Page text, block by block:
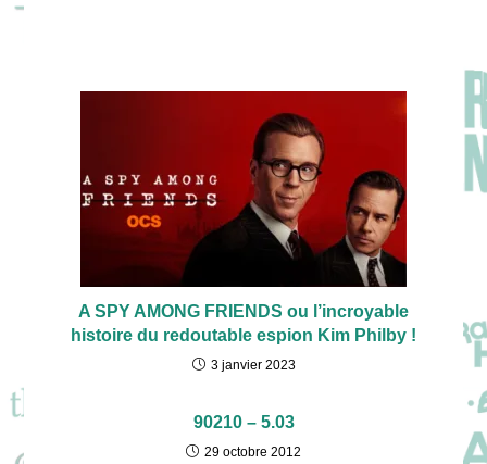
A SPY AMONG FRIENDS ou l’incroyable
histoire du redoutable espion Kim Philby !
3 janvier 2023
90210 – 5.03
29 octobre 2012